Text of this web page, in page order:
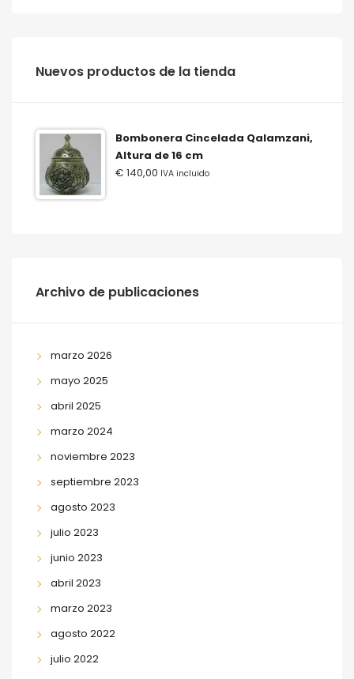
‫‪Nuevos‬‬ ‫‪productos‬‬ ‫‪de‬‬ ‫‪la‬‬ ‫‪tienda‬‬
Bombonera Cincelada Qalamzani,
Altura de 16 cm
€ 140,00 IVA incluido
Archivo de publicaciones
marzo 2026
mayo 2025
abril 2025
marzo 2024
noviembre 2023
septiembre 2023
agosto 2023
julio 2023
junio 2023
abril 2023
marzo 2023
agosto 2022
julio 2022